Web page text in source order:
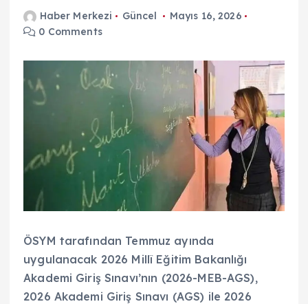
Haber Merkezi Güncel
Mayıs 16, 2026
0 Comments
ÖSYM tarafından Temmuz ayında
uygulanacak 2026 Millî Eğitim Bakanlığı
Akademi Giriş Sınavı’nın (2026-MEB-AGS),
2026 Akademi Giriş Sınavı (AGS) ile 2026